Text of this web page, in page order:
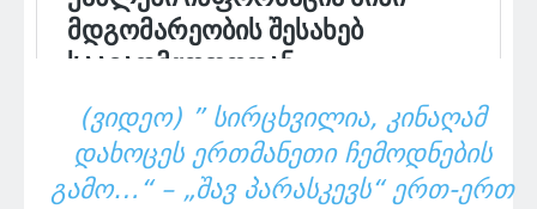
(ᲕᲘᲓᲔᲝ) ” ᲡᲘᲠᲪᲮᲕᲘᲚᲘᲐ, ᲙᲘᲜᲐᲦᲐᲛ
ᲓᲐᲮᲝᲪᲔᲡ ᲔᲠᲗᲛᲐᲜᲔᲗᲘ ᲩᲔᲛᲝᲓᲜᲔᲑᲘᲡ
ᲒᲐᲛᲝ…“ – „ᲨᲐᲕ ᲞᲐᲠᲐᲡᲙᲔᲕᲡ“ ᲔᲠᲗ-ᲔᲠᲗ